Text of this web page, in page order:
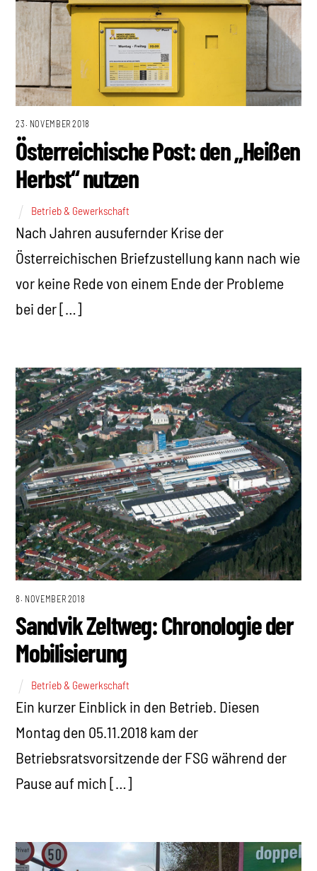
23. NOVEMBER 2018
Österreichische Post: den „Heißen
Herbst“ nutzen
Betrieb & Gewerkschaft
Nach Jahren ausufernder Krise der
Österreichischen Briefzustellung kann nach wie
vor keine Rede von einem Ende der Probleme
bei der […]
8. NOVEMBER 2018
Sandvik Zeltweg: Chronologie der
Mobilisierung
Betrieb & Gewerkschaft
Ein kurzer Einblick in den Betrieb. Diesen
Montag den 05.11.2018 kam der
Betriebsratsvorsitzende der FSG während der
Pause auf mich […]